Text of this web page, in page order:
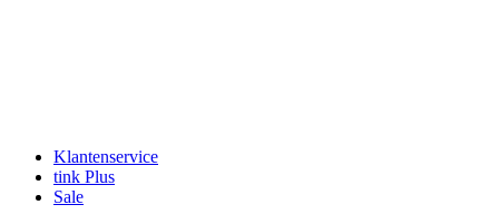
Klantenservice
tink Plus
Sale